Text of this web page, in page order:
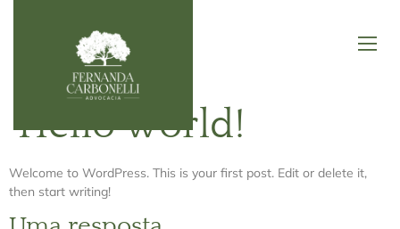
Hello world!
Welcome to WordPress. This is your first post. Edit or delete it,
then start writing!